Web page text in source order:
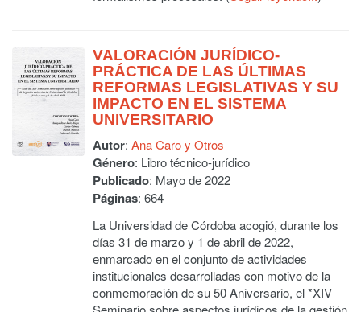
VALORACIÓN JURÍDICO-
PRÁCTICA DE LAS ÚLTIMAS
REFORMAS LEGISLATIVAS Y SU
IMPACTO EN EL SISTEMA
UNIVERSITARIO
Autor: Ana Caro y Otros
Género: Libro técnico-jurídico
Publicado: Mayo de 2022
Páginas: 664
La Universidad de Córdoba acogió, durante los
días 31 de marzo y 1 de abril de 2022,
enmarcado en el conjunto de actividades
institucionales desarrolladas con motivo de la
conmemoración de su 50 Aniversario, el *XIV